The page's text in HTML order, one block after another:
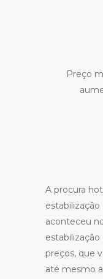
Preço
A procura
aconteceu
preços, que
até mesmo